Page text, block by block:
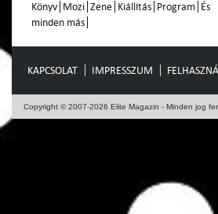
Könyv Mozi Zene Kiállítás Program És
minden más
KAPCSOLAT IMPRESSZUM
Copyright © 2007-2026 Elite Magazin - Minden jog